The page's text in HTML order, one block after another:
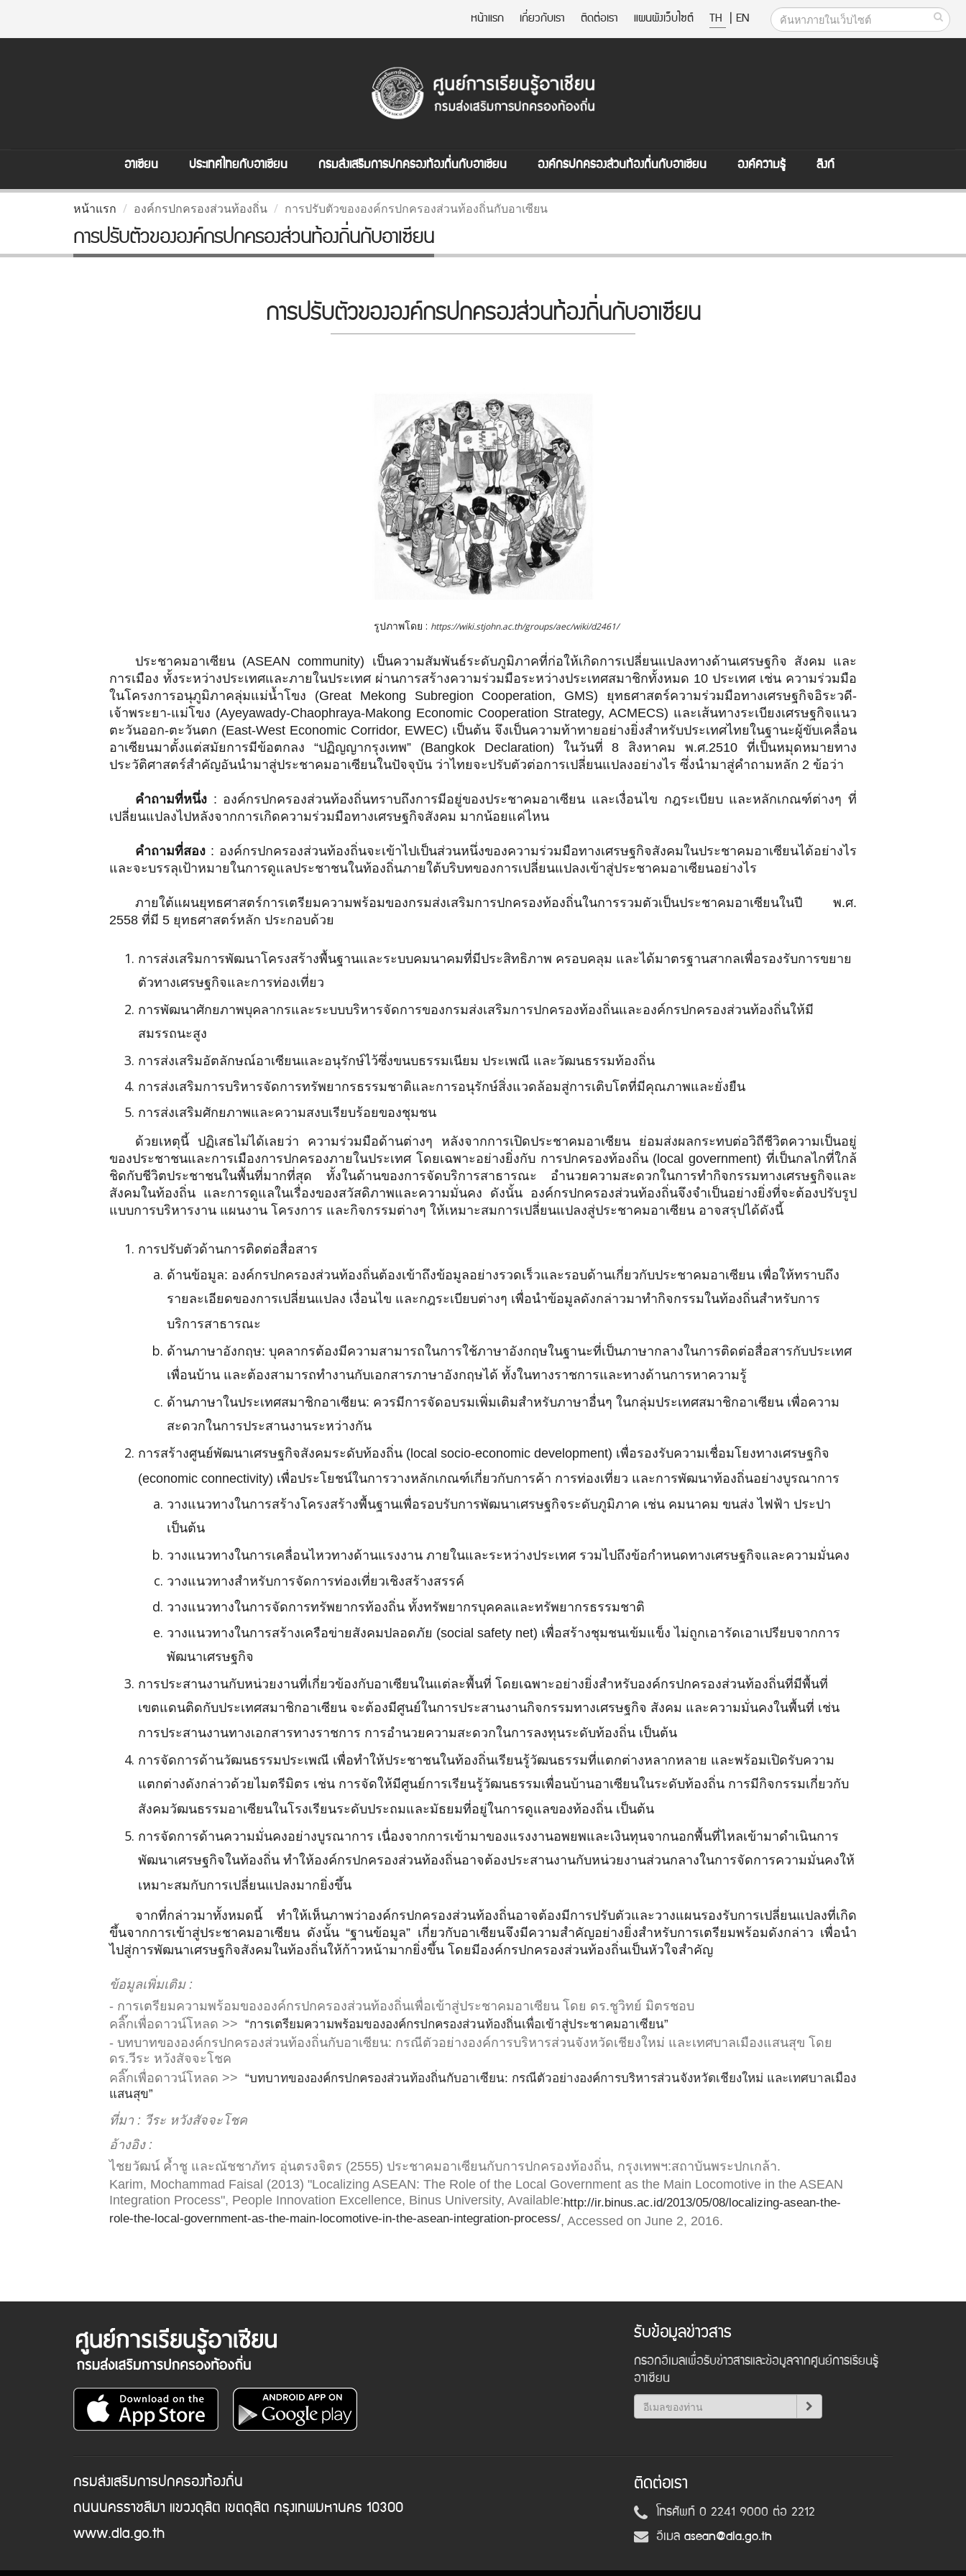
หน้าแรก เกี่ยวกับเรา ติดต่อเรา แผนผังเว็บไซต์ TH | EN
อาเซียน ประเทศไทยกับอาเซียน กรมส่งเสริมการปกครองท้องถิ่นกับอาเซียน องค์กรปกครองส่วนท้องถิ่นกับอาเซียน องค์ความรู้ ลิงก์
หน้าแรก องค์กรปกครองส่วนท้องถิ่น การปรับตัวขององค์กรปกครองส่วนท้องถิ่นกับอาเซียน
การปรับตัวขององค์กรปกครองส่วนท้องถิ่นกับอาเซียน
การปรับตัวขององค์กรปกครองส่วนท้องถิ่นกับอาเซียน
รูปภาพโดย : https://wiki.stjohn.ac.th/groups/aec/wiki/d2461/
ประชาคมอาเซียน (ASEAN community) เป็นความสัมพันธ์ระดับภูมิภาคที่ก่อให้เกิดการเปลี่ยนแปลงทางด้านเศรษฐกิจ สังคม และ
การเมือง ทั้งระหว่างประเทศและภายในประเทศ ผ่านการสร้างความร่วมมือระหว่างประเทศสมาชิกทั้งหมด 10 ประเทศ เช่น ความร่วมมือ
ในโครงการอนุภูมิภาคลุ่มแม่น้ำโขง (Great Mekong Subregion Cooperation, GMS) ยุทธศาสตร์ความร่วมมือทางเศรษฐกิจอิระวดี-
เจ้าพระยา-แม่โขง (Ayeyawady-Chaophraya-Makong Economic Cooperation Strategy, ACMECS) และเส้นทางระเบียงเศรษฐกิจแนว
ตะวันออก-ตะวันตก (East-West Economic Corridor, EWEC) เป็นต้น จึงเป็นความท้าทายอย่างยิ่งสำหรับประเทศไทยในฐานะผู้ขับเคลื่อน
อาเซียนมาตั้งแต่สมัยการมีข้อตกลง “ปฏิญญากรุงเทพ” (Bangkok Declaration) ในวันที่ 8 สิงหาคม พ.ศ.2510 ที่เป็นหมุดหมายทาง
ประวัติศาสตร์สำคัญอันนำมาสู่ประชาคมอาเซียนในปัจจุบัน ว่าไทยจะปรับตัวต่อการเปลี่ยนแปลงอย่างไร ซึ่งนำมาสู่คำถามหลัก 2 ข้อว่า
คำถามที่หนึ่ง : องค์กรปกครองส่วนท้องถิ่นทราบถึงการมีอยู่ของประชาคมอาเซียน และเงื่อนไข กฎระเบียบ และหลักเกณฑ์ต่างๆ ที่
เปลี่ยนแปลงไปหลังจากการเกิดความร่วมมือทางเศรษฐกิจสังคม มากน้อยแค่ไหน
คำถามที่สอง : องค์กรปกครองส่วนท้องถิ่นจะเข้าไปเป็นส่วนหนึ่งของความร่วมมือทางเศรษฐกิจสังคมในประชาคมอาเซียนได้อย่างไร
และจะบรรลุเป้าหมายในการดูแลประชาชนในท้องถิ่นภายใต้บริบทของการเปลี่ยนแปลงเข้าสู่ประชาคมอาเซียนอย่างไร
ภายใต้แผนยุทธศาสตร์การเตรียมความพร้อมของกรมส่งเสริมการปกครองท้องถิ่นในการรวมตัวเป็นประชาคมอาเซียนในปี พ.ศ.
2558 ที่มี 5 ยุทธศาสตร์หลัก ประกอบด้วย
การส่งเสริมการพัฒนาโครงสร้างพื้นฐานและระบบคมนาคมที่มีประสิทธิภาพ ครอบคลุม และได้มาตรฐานสากลเพื่อรองรับการขยาย
ตัวทางเศรษฐกิจและการท่องเที่ยว
การพัฒนาศักยภาพบุคลากรและระบบบริหารจัดการของกรมส่งเสริมการปกครองท้องถิ่นและองค์กรปกครองส่วนท้องถิ่นให้มี
สมรรถนะสูง
การส่งเสริมอัตลักษณ์อาเซียนและอนุรักษ์ไว้ซึ่งขนบธรรมเนียม ประเพณี และวัฒนธรรมท้องถิ่น
การส่งเสริมการบริหารจัดการทรัพยากรธรรมชาติและการอนุรักษ์สิ่งแวดล้อมสู่การเติบโตที่มีคุณภาพและยั่งยืน
การส่งเสริมศักยภาพและความสงบเรียบร้อยของชุมชน
ด้วยเหตุนี้ ปฏิเสธไม่ได้เลยว่า ความร่วมมือด้านต่างๆ หลังจากการเปิดประชาคมอาเซียน ย่อมส่งผลกระทบต่อวิถีชีวิตความเป็นอยู่
ของประชาชนและการเมืองการปกครองภายในประเทศ โดยเฉพาะอย่างยิ่งกับ การปกครองท้องถิ่น (local government) ที่เป็นกลไกที่ใกล้
ชิดกับชีวิตประชาชนในพื้นที่มากที่สุด ทั้งในด้านของการจัดบริการสาธารณะ อำนวยความสะดวกในการทำกิจกรรมทางเศรษฐกิจและ
สังคมในท้องถิ่น และการดูแลในเรื่องของสวัสดิภาพและความมั่นคง ดังนั้น องค์กรปกครองส่วนท้องถิ่นจึงจำเป็นอย่างยิ่งที่จะต้องปรับรูป
แบบการบริหารงาน แผนงาน โครงการ และกิจกรรมต่างๆ ให้เหมาะสมการเปลี่ยนแปลงสู่ประชาคมอาเซียน อาจสรุปได้ดังนี้
การปรับตัวด้านการติดต่อสื่อสาร
ด้านข้อมูล: องค์กรปกครองส่วนท้องถิ่นต้องเข้าถึงข้อมูลอย่างรวดเร็วและรอบด้านเกี่ยวกับประชาคมอาเซียน เพื่อให้ทราบถึง
รายละเอียดของการเปลี่ยนแปลง เงื่อนไข และกฎระเบียบต่างๆ เพื่อนำข้อมูลดังกล่าวมาทำกิจกรรมในท้องถิ่นสำหรับการ
บริการสาธารณะ
ด้านภาษาอังกฤษ: บุคลากรต้องมีความสามารถในการใช้ภาษาอังกฤษในฐานะที่เป็นภาษากลางในการติดต่อสื่อสารกับประเทศ
เพื่อนบ้าน และต้องสามารถทำงานกับเอกสารภาษาอังกฤษได้ ทั้งในทางราชการและทางด้านการหาความรู้
ด้านภาษาในประเทศสมาชิกอาเซียน: ควรมีการจัดอบรมเพิ่มเติมสำหรับภาษาอื่นๆ ในกลุ่มประเทศสมาชิกอาเซียน เพื่อความ
สะดวกในการประสานงานระหว่างกัน
การสร้างศูนย์พัฒนาเศรษฐกิจสังคมระดับท้องถิ่น (local socio-economic development) เพื่อรองรับความเชื่อมโยงทางเศรษฐกิจ
(economic connectivity) เพื่อประโยชน์ในการวางหลักเกณฑ์เกี่ยวกับการค้า การท่องเที่ยว และการพัฒนาท้องถิ่นอย่างบูรณาการ
วางแนวทางในการสร้างโครงสร้างพื้นฐานเพื่อรอบรับการพัฒนาเศรษฐกิจระดับภูมิภาค เช่น คมนาคม ขนส่ง ไฟฟ้า ประปา
เป็นต้น
วางแนวทางในการเคลื่อนไหวทางด้านแรงงาน ภายในและระหว่างประเทศ รวมไปถึงข้อกำหนดทางเศรษฐกิจและความมั่นคง
วางแนวทางสำหรับการจัดการท่องเที่ยวเชิงสร้างสรรค์
วางแนวทางในการจัดการทรัพยากรท้องถิ่น ทั้งทรัพยากรบุคคลและทรัพยากรธรรมชาติ
วางแนวทางในการสร้างเครือข่ายสังคมปลอดภัย (social safety net) เพื่อสร้างชุมชนเข้มแข็ง ไม่ถูกเอารัดเอาเปรียบจากการ
พัฒนาเศรษฐกิจ
การประสานงานกับหน่วยงานที่เกี่ยวข้องกับอาเซียนในแต่ละพื้นที่ โดยเฉพาะอย่างยิ่งสำหรับองค์กรปกครองส่วนท้องถิ่นที่มีพื้นที่
เขตแดนติดกับประเทศสมาชิกอาเซียน จะต้องมีศูนย์ในการประสานงานกิจกรรมทางเศรษฐกิจ สังคม และความมั่นคงในพื้นที่ เช่น
การประสานงานทางเอกสารทางราชการ การอำนวยความสะดวกในการลงทุนระดับท้องถิ่น เป็นต้น
การจัดการด้านวัฒนธรรมประเพณี เพื่อทำให้ประชาชนในท้องถิ่นเรียนรู้วัฒนธรรมที่แตกต่างหลากหลาย และพร้อมเปิดรับความ
แตกต่างดังกล่าวด้วยไมตรีมิตร เช่น การจัดให้มีศูนย์การเรียนรู้วัฒนธรรมเพื่อนบ้านอาเซียนในระดับท้องถิ่น การมีกิจกรรมเกี่ยวกับ
สังคมวัฒนธรรมอาเซียนในโรงเรียนระดับประถมและมัธยมที่อยู่ในการดูแลของท้องถิ่น เป็นต้น
การจัดการด้านความมั่นคงอย่างบูรณาการ เนื่องจากการเข้ามาของแรงงานอพยพและเงินทุนจากนอกพื้นที่ไหลเข้ามาดำเนินการ
พัฒนาเศรษฐกิจในท้องถิ่น ทำให้องค์กรปกครองส่วนท้องถิ่นอาจต้องประสานงานกับหน่วยงานส่วนกลางในการจัดการความมั่นคงให้
เหมาะสมกับการเปลี่ยนแปลงมากยิ่งขึ้น
จากที่กล่าวมาทั้งหมดนี้ ทำให้เห็นภาพว่าองค์กรปกครองส่วนท้องถิ่นอาจต้องมีการปรับตัวและวางแผนรองรับการเปลี่ยนแปลงที่เกิด
ขึ้นจากการเข้าสู่ประชาคมอาเซียน ดังนั้น “ฐานข้อมูล” เกี่ยวกับอาเซียนจึงมีความสำคัญอย่างยิ่งสำหรับการเตรียมพร้อมดังกล่าว เพื่อนำ
ไปสู่การพัฒนาเศรษฐกิจสังคมในท้องถิ่นให้ก้าวหน้ามากยิ่งขึ้น โดยมีองค์กรปกครองส่วนท้องถิ่นเป็นหัวใจสำคัญ
ข้อมูลเพิ่มเติม :
- การเตรียมความพร้อมขององค์กรปกครองส่วนท้องถิ่นเพื่อเข้าสู่ประชาคมอาเซียน โดย ดร.ชูวิทย์ มิตรชอบ
คลิ๊กเพื่อดาวน์โหลด >> “การเตรียมความพร้อมขององค์กรปกครองส่วนท้องถิ่นเพื่อเข้าสู่ประชาคมอาเซียน”
- บทบาทขององค์กรปกครองส่วนท้องถิ่นกับอาเซียน: กรณีตัวอย่างองค์การบริหารส่วนจังหวัดเชียงใหม่ และเทศบาลเมืองแสนสุข โดย
ดร.วีระ หวังสัจจะโชค
คลิ๊กเพื่อดาวน์โหลด >> “บทบาทขององค์กรปกครองส่วนท้องถิ่นกับอาเซียน: กรณีตัวอย่างองค์การบริหารส่วนจังหวัดเชียงใหม่ และเทศบาลเมือง
แสนสุข”
ที่มา : วีระ หวังสัจจะโชค
อ้างอิง :
ไชยวัฒน์ ค้ำชู และณัชชาภัทร อุ่นตรงจิตร (2555) ประชาคมอาเซียนกับการปกครองท้องถิ่น, กรุงเทพฯ:สถาบันพระปกเกล้า.
Karim, Mochammad Faisal (2013) "Localizing ASEAN: The Role of the Local Government as the Main Locomotive in the ASEAN
Integration Process", People Innovation Excellence, Binus University, Available:http://ir.binus.ac.id/2013/05/08/localizing-asean-the-
role-the-local-government-as-the-main-locomotive-in-the-asean-integration-process/, Accessed on June 2, 2016.
รับข้อมูลข่าวสาร
กรอกอีเมลเพื่อรับข่าวสารและข้อมูลจากศูนย์การเรียนรู้
อาเซียน
กรมส่งเสริมการปกครองท้องถิ่น
ถนนนครราชสีมา แขวงดุสิต เขตดุสิต กรุงเทพมหานคร 10300
www.dla.go.th
ติดต่อเรา
โทรศัพท์ 0 2241 9000 ต่อ 2212
อีเมล asean@dla.go.th